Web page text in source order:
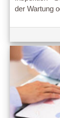
der Wartung